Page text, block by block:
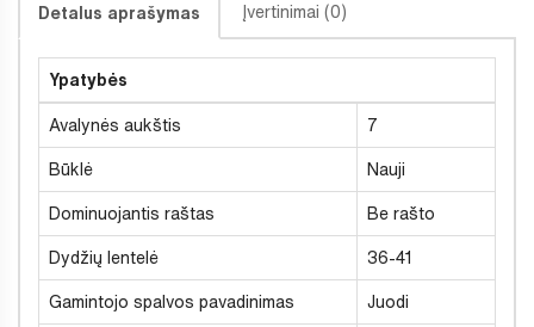
Detalus aprašymas Įvertinimai (0)
Ypatybės
Avalynės aukštis 7
Būklė Nauji
Dominuojantis raštas Be rašto
Dydžių lentelė 36-41
Gamintojo spalvos pavadinimas Juodi